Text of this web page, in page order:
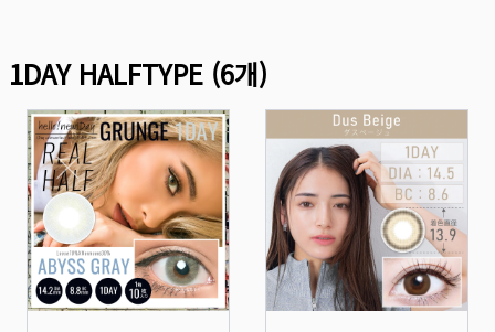
1DAY HALFTYPE (6개)